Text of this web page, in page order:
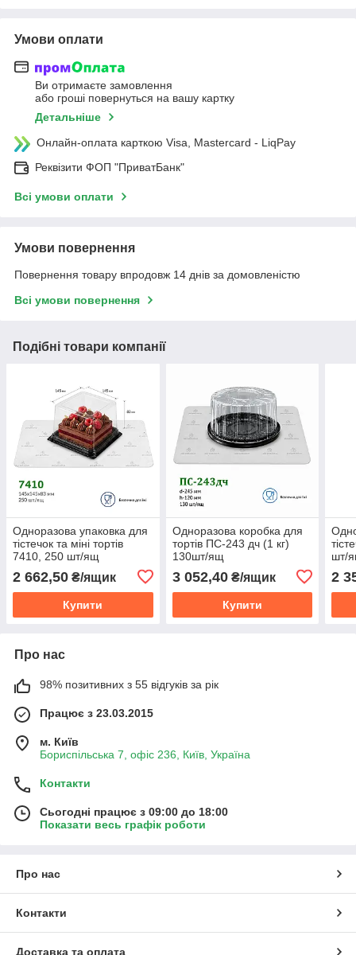
Умови оплати
Ви отримаєте замовлення
або гроші повернуться на вашу картку
Детальніше
Онлайн-оплата карткою Visa, Mastercard - LiqPay
Реквізити ФОП "ПриватБанк"
Всі умови оплати
Умови повернення
Повернення товару впродовж 14 днів за домовленістю
Всі умови повернення
Подібні товари компанії
Одноразова упаковка для
тістечок та міні тортів
7410, 250 шт/ящ
2 662,50 ₴/ящик
Купити
Одноразова коробка для
тортів ПС-243 дч (1 кг)
130шт/ящ
3 052,40₴/ящик
Купити
шт/
2
Про нас
98% позитивних з 55 відгуків за рік
Працює з 23.03.2015
м. Київ
Бориспільська 7, офіс 236, Київ, Україна
Контакти
Сьогодні працює з 09:00 до 18:00
Показати весь графік роботи
Про нас
Контакти
Доставка та оплата